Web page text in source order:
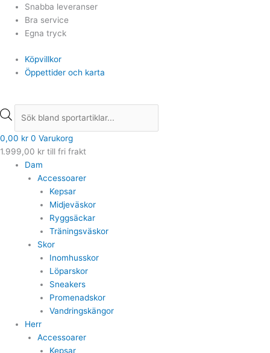
Hoppa
innehåll
Snabba leveranser
Bra service
Egna tryck
Köpvillkor
Öppettider och karta
Products
search
0,00 kr 0 Varukorg
1.999,00 kr till fri frakt
Dam
Accessoarer
Kepsar
Midjeväskor
Ryggsäckar
Träningsväskor
Skor
Inomhusskor
Löparskor
Sneakers
Promenadskor
Vandringskängor
Herr
Accessoarer
Kepsar
Products
search